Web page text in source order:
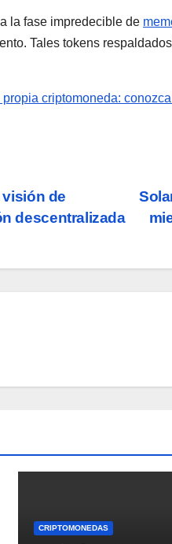
la fase impredecible de
Tales tokens
criptomoneda:
de
descentralizada
CRIPTOMONEDAS